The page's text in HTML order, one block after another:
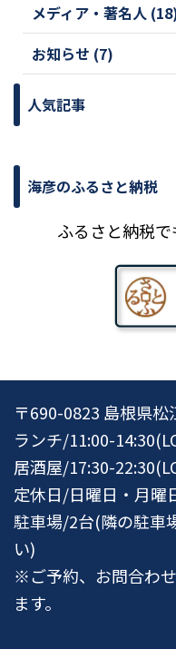
メディア・著名人
お知らせ (7)
人気記事
海彦のふるさと納税
ふるさと納税で
〒690-0823 島根県
ランチ/11:00-
居酒屋/17:30-
定休日/日曜日・月曜
駐車場/2台(隣の駐車
い)
※ご予約、お問合わ
ます。